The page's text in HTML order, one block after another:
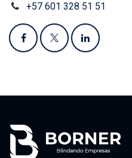
+57 601 328 51 51